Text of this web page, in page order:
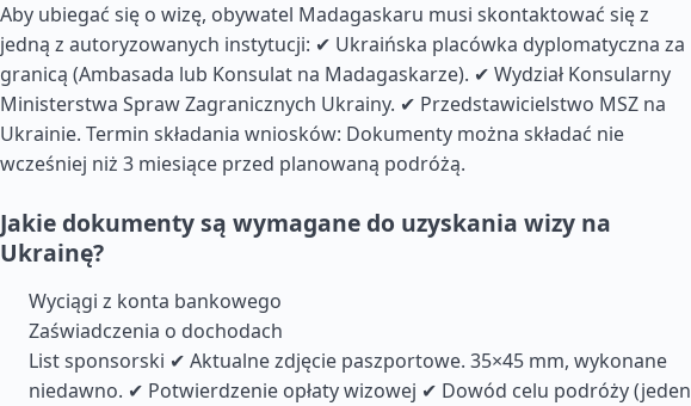
Aby ubiegać się o wizę, obywatel Madagaskaru musi skontaktować się z
jedną z autoryzowanych instytucji: ✔ Ukraińska placówka dyplomatyczna za
granicą (Ambasada lub Konsulat na Madagaskarze). ✔ Wydział Konsularny
Ministerstwa Spraw Zagranicznych Ukrainy. ✔ Przedstawicielstwo MSZ na
Ukrainie. Termin składania wniosków: Dokumenty można składać nie
wcześniej niż 3 miesiące przed planowaną podróżą.
Jakie dokumenty są wymagane do uzyskania wizy na
Ukrainę?
Wyciągi z konta bankowego
Zaświadczenia o dochodach
List sponsorski ✔ Aktualne zdjęcie paszportowe. 35×45 mm, wykonane
niedawno. ✔ Potwierdzenie opłaty wizowej ✔ Dowód celu podróży (jeden